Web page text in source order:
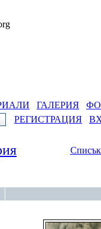
ГАЛЕРИЯ
РЕГИСТРАЦИЯ